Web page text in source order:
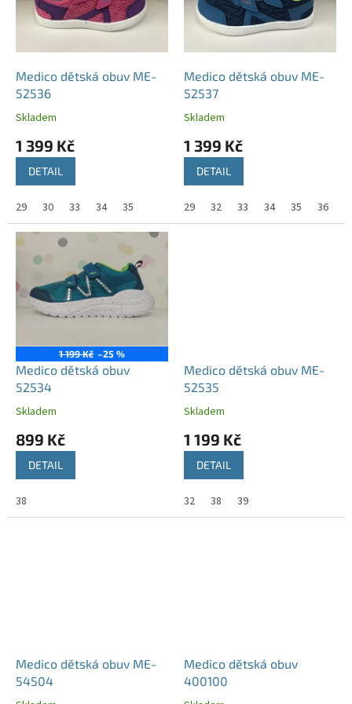
Medico dětská obuv ME-
52536
Skladem
1 399 Kč
DETAIL
29 30 33 34 35
Medico dětská obuv ME-
52537
Skladem
1 399 Kč
DETAIL
29 32 33 34 35 36
1 199 Kč –25 %
Medico dětská obuv
52534
Skladem
899 Kč
DETAIL
38
Medico dětská obuv ME-
52535
Skladem
1 199 Kč
DETAIL
32 38 39
Medico dětská obuv ME-
54504
Medico dětská obuv
400100